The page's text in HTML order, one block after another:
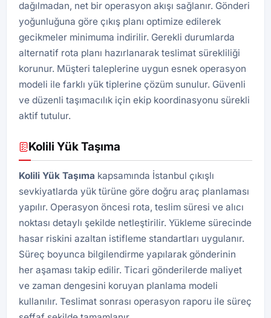
dağılmadan, net bir operasyon akışı sağlanır. Gönderi
yoğunluğuna göre çıkış planı optimize edilerek
gecikmeler minimuma indirilir. Gerekli durumlarda
alternatif rota planı hazırlanarak teslimat sürekliliği
korunur. Müşteri taleplerine uygun esnek operasyon
modeli ile farklı yük tiplerine çözüm sunulur. Güvenli
ve düzenli taşımacılık için ekip koordinasyonu sürekli
aktif tutulur.
Kolili Yük Taşıma
Kolili Yük Taşıma kapsamında İstanbul çıkışlı
sevkiyatlarda yük türüne göre doğru araç planlaması
yapılır. Operasyon öncesi rota, teslim süresi ve alıcı
noktası detaylı şekilde netleştirilir. Yükleme sürecinde
hasar riskini azaltan istifleme standartları uygulanır.
Süreç boyunca bilgilendirme yapılarak gönderinin
her aşaması takip edilir. Ticari gönderilerde maliyet
ve zaman dengesini koruyan planlama modeli
kullanılır. Teslimat sonrası operasyon raporu ile süreç